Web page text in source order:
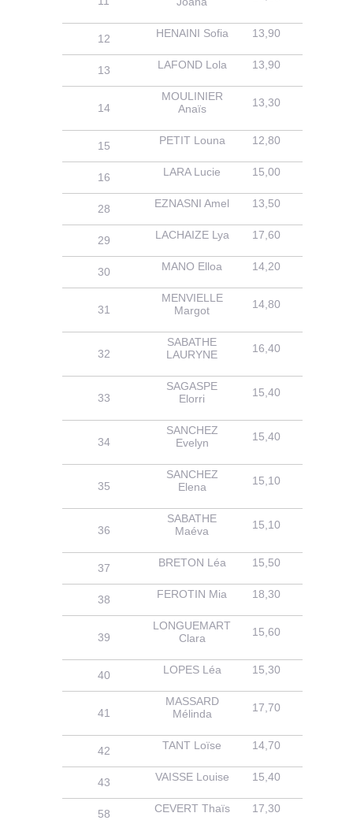
12 HENAINI Sofia 13,90
13 LAFOND Lola 13,90
14
MOULINIER
Anaïs
13,30
15 PETIT Louna 12,80
16 LARA Lucie 15,00
28 EZNASNI Amel 13,50
29 LACHAIZE Lya 17,60
30 MANO Elloa 14,20
31
MENVIELLE
Margot
14,80
32
SABATHE
LAURYNE
16,40
33
SAGASPE
Elorri
15,40
34
SANCHEZ
Evelyn
15,40
35
SANCHEZ
Elena
15,10
36
SABATHE
Maéva
15,10
37 BRETON Léa 15,50
38 FEROTIN Mia 18,30
39
LONGUEMART
Clara
15,60
40 LOPES Léa 15,30
41
MASSARD
Mélinda
17,70
42 TANT Loïse 14,70
43 VAISSE Louise 15,40
58 CEVERT Thaïs 17,30